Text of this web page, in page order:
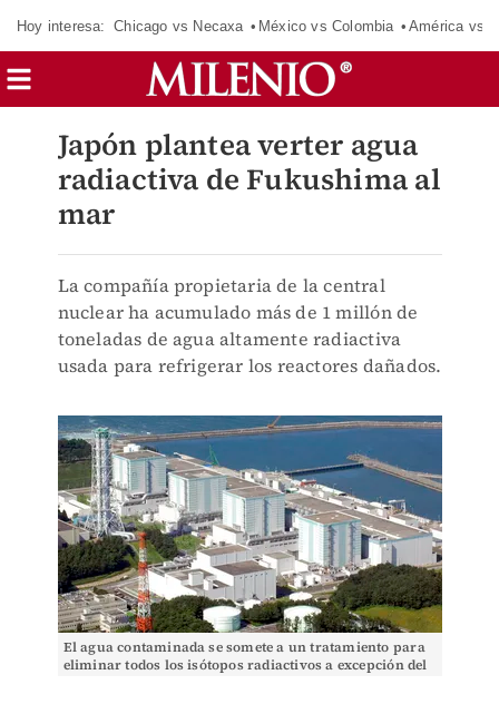
Hoy interesa: Chicago vs Necaxa México vs Colombia América vs
Japón plantea verter agua
radiactiva de Fukushima al
mar
La compañía propietaria de la central
nuclear ha acumulado más de 1 millón de
toneladas de agua altamente radiactiva
usada para refrigerar los reactores dañados.
El agua contaminada se somete a un tratamiento para
eliminar todos los isótopos radiactivos a excepción del